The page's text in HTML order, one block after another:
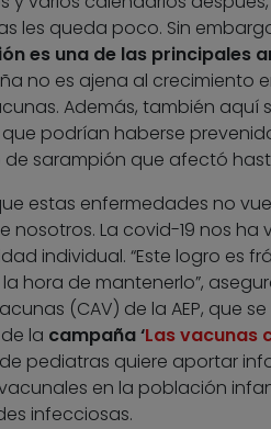
les queda poco. Sin
es una de las principales
no es ajena al
Además, también
podrían haberse
de sarampión que afectó
estas enfermedades no
nosotros. La covid-19 nos
individual. “Este logro es
hora de mantenerlo”,
(CAV) de la AEP, que
la campaña ‘Las vacunas
pediatras quiere aportar
en la población
infecciosas.